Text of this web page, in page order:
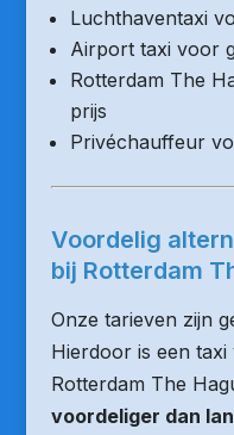
Luchthaventaxi
Airport taxi voor
Rotterdam The
prijs
Privéchauffeur
Voordelig
bij Rotterdam
Onze tarieven zijn
Hierdoor is een
Rotterdam The
voordeliger dan